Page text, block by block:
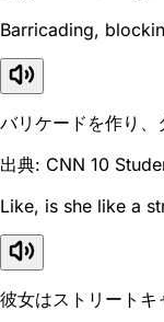
Barricading,
バリケードを作り、
出典: CNN 10
Like, is she like a
彼女はストリートキ